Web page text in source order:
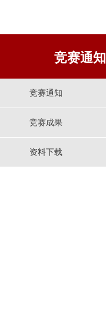
竞赛通知
竞赛通知
竞赛成果
资料下载